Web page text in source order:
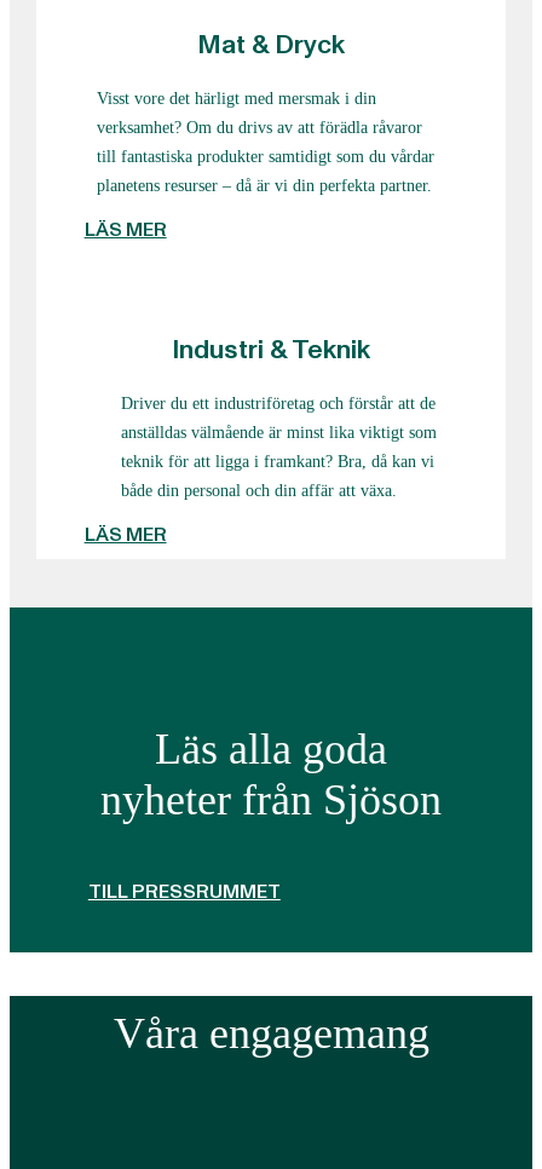
Mat & Dryck
Visst vore det härligt med mersmak i din
verksamhet? Om du drivs av att förädla råvaror
till fantastiska produkter samtidigt som du vårdar
planetens resurser – då är vi din perfekta partner.
LÄS MER
Industri & Teknik
Driver du ett industriföretag och förstår att de
anställdas välmående är minst lika viktigt som
teknik för att ligga i framkant? Bra, då kan vi
både din personal och din affär att växa.
LÄS MER
Läs alla goda
nyheter från Sjöson
TILL PRESSRUMMET
Våra engagemang